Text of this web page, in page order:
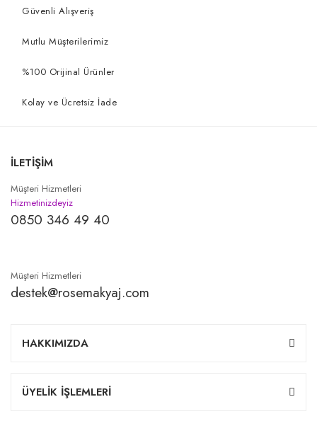
Güvenli Alışveriş
Mutlu Müşterilerimiz
%100 Orijinal Ürünler
Kolay ve Ücretsiz İade
İLETİŞİM
Müşteri Hizmetleri
Hizmetinizdeyiz
0850 346 49 40
Müşteri Hizmetleri
destek@rosemakyaj.com
HAKKIMIZDA
ÜYELİK İŞLEMLERİ